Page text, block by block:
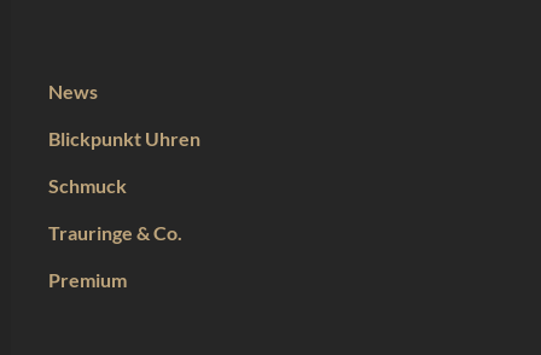
News
Blickpunkt Uhren
Schmuck
Trauringe & Co.
Premium